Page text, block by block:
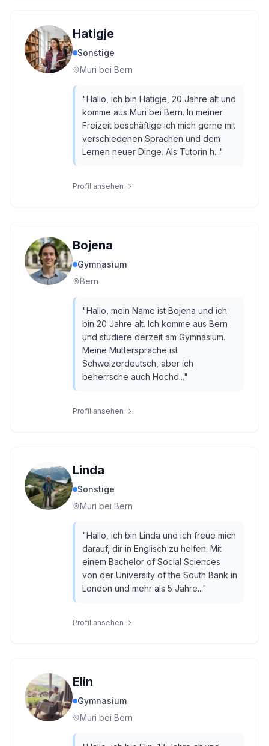
Hatigje
Sonstige
Muri bei Bern
"Hallo, ich bin Hatigje, 20 Jahre alt und
komme aus Muri bei Bern. In meiner
Freizeit beschäftige ich mich gerne mit
verschiedenen Sprachen und dem
Lernen neuer Dinge. Als Tutorin h..."
Profil ansehen
Bojena
Gymnasium
Bern
"Hallo, mein Name ist Bojena und ich
bin 20 Jahre alt. Ich komme aus Bern
und studiere derzeit am Gymnasium.
Meine Muttersprache ist
Schweizerdeutsch, aber ich
beherrsche auch Hochd..."
Profil ansehen
Linda
Sonstige
Muri bei Bern
"Hallo, ich bin Linda und ich freue mich
darauf, dir in Englisch zu helfen. Mit
einem Bachelor of Social Sciences
von der University of the South Bank in
London und mehr als 5 Jahre..."
Profil ansehen
Elin
Gymnasium
Muri bei Bern